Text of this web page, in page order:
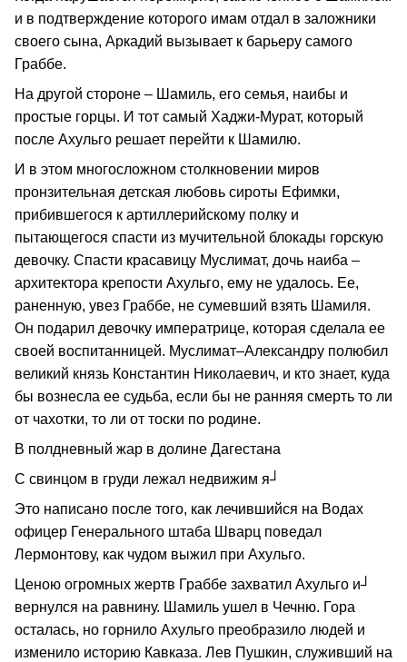
и в подтверждение которого имам отдал в заложники
своего сына, Аркадий вызывает к барьеру самого
Граббе.
На другой стороне – Шамиль, его семья, наибы и
простые горцы. И тот самый Хаджи-Мурат, который
после Ахульго решает перейти к Шамилю.
И в этом многосложном столкновении миров
пронзительная детская любовь сироты Ефимки,
прибившегося к артиллерийскому полку и
пытающегося спасти из мучительной блокады горскую
девочку. Спасти красавицу Муслимат, дочь наиба –
архитектора крепости Ахульго, ему не удалось. Ее,
раненную, увез Граббе, не сумевший взять Шамиля.
Он подарил девочку императрице, которая сделала ее
своей воспитанницей. Муслимат–Александру полюбил
великий князь Константин Николаевич, и кто знает, куда
бы вознесла ее судьба, если бы не ранняя смерть то ли
от чахотки, то ли от тоски по родине.
В полдневный жар в долине Дагестана
С свинцом в груди лежал недвижим я┘
Это написано после того, как лечившийся на Водах
офицер Генерального штаба Шварц поведал
Лермонтову, как чудом выжил при Ахульго.
Ценою огромных жертв Граббе захватил Ахульго и┘
вернулся на равнину. Шамиль ушел в Чечню. Гора
осталась, но горнило Ахульго преобразило людей и
изменило историю Кавказа. Лев Пушкин, служивший на